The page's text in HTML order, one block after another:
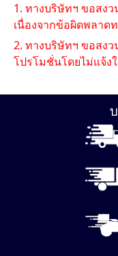
1. ทางบริษัทฯ ขอสง
เนื่องจากข้อผิดพลาด
2. ทางบริษัทฯ ขอสง
โปรโมชั่นโดยไม่แจ้ง